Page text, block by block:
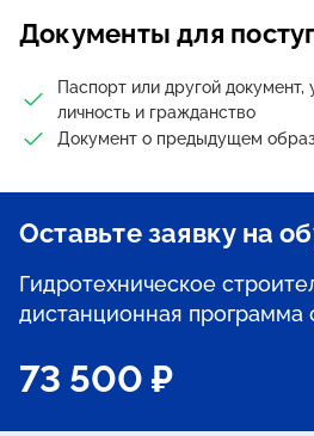
Документы для
Паспорт или другой
личность и гражданство
Документ о предыдущем
Оставьте заявку на
Гидротехническое
дистанционная программа
73 500 ₽